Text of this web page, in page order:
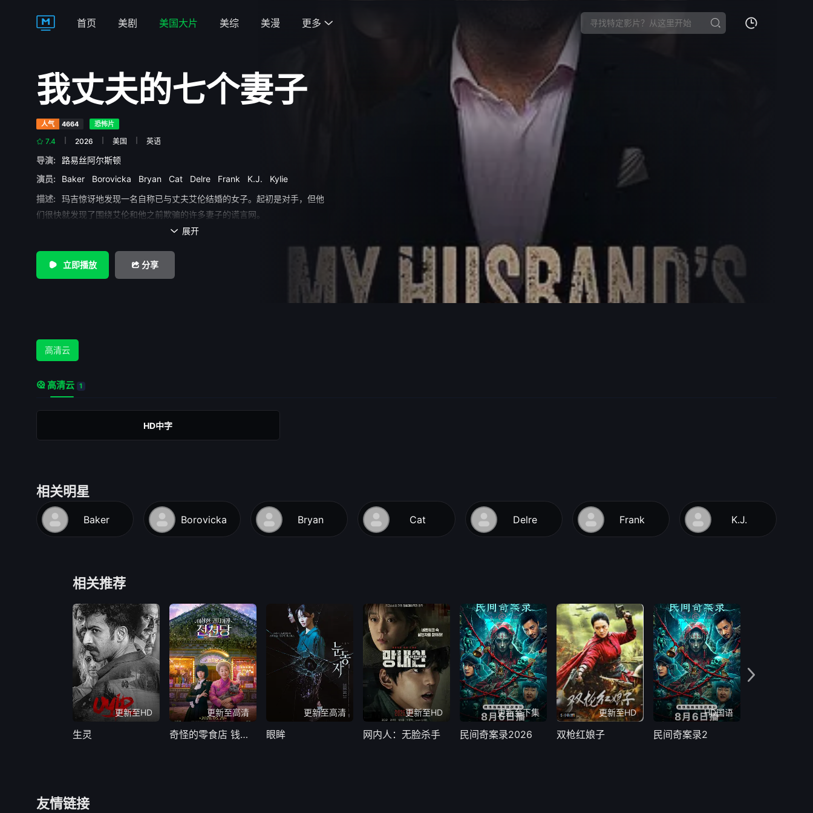
首页 美剧 美国大片 美综 美漫 更多 
我丈夫的七个妻子
人气 4664 恐怖片
7.4 2026 美国 英语
导演:
路易丝阿尔斯顿
演员:
Baker Borovicka Bryan Cat Delre Frank K.J.
Kylie
描述:
玛吉惊讶地发现一名自称已与丈夫艾伦结婚的女子。起初是对手，但他
们很快就发现了围绕艾伦和他之前欺骗的许多妻子的谎言网。
 展开
立即播放 分享
高清云
高清云 1
HD中字
相关明星
Baker Borovicka Bryan Cat Delre Frank K.J.
相关推荐
更新至HD
生灵
更新至高清
奇怪的零食店 钱天堂
更新至高清
眼眸
更新至HD
网内人：无脸杀手
更新至下集
民间奇案录2026
更新至HD
双枪红娘子
HD国语
民间奇案录2
友情链接